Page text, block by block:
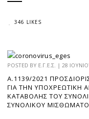
346 LIKES
POSTED BY Ε.Γ.Ε.Σ. | 28
Α.1139/2021
ΓΙΑ ΤΗΝ ΥΠΟΧΡΕΩΤΙΚΉ
ΚΑΤΑΒΟΛΉΣ ΤΟΥ
ΥΝΟΛΙΚΟΎ